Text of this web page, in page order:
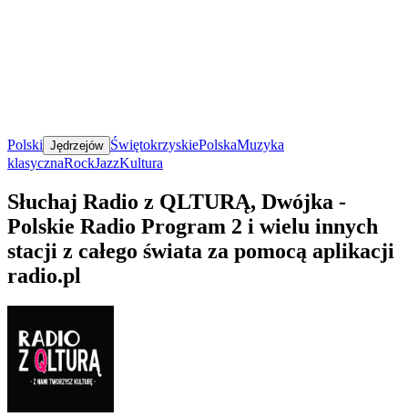
Polski Jędrzejów ŚwiętokrzyskiePolskaMuzyka
klasycznaRockJazzKultura
Słuchaj Radio z QLTURĄ, Dwójka -
Polskie Radio Program 2 i wielu innych
stacji z całego świata za pomocą aplikacji
radio.pl